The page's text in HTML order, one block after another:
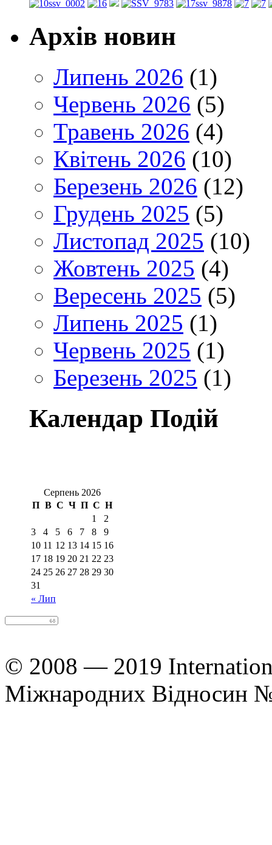
Архів новин
Липень 2026 (1)
Червень 2026 (5)
Травень 2026 (4)
Квітень 2026 (10)
Березень 2026 (12)
Грудень 2025 (5)
Листопад 2025 (10)
Жовтень 2025 (4)
Вересень 2025 (5)
Липень 2025 (1)
Червень 2025 (1)
Березень 2025 (1)
Календар Подій
Серпень 2026
П В С Ч П С Н
« Лип
1
2
3
4 5 6 7 8
9
10 11 12 13 14 15 16
17 18 19 20 21 22 23
24 25 26 27 28 29 30
31
© 2008 — 2019
Міжнародних Відносин